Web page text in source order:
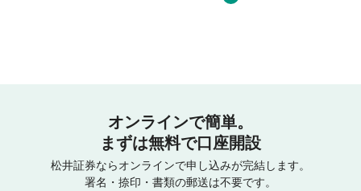
オンラインで簡単。
まずは無料で口座開設
松井証券ならオンラインで申し込みが完結します。
署名・捺印・書類の郵送は不要です。